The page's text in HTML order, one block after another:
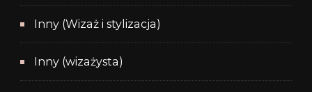
Inny (Wizaż i stylizacja)
Inny (wizażysta)